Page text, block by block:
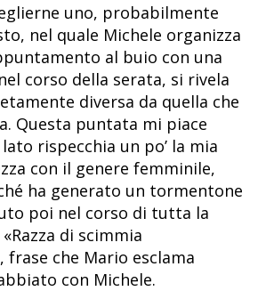
uno, probabilmente
nel quale Michele organizza
al buio con una
corso della serata, si rivela
diversa da quella che
Questa puntata mi piace
rispecchia un po’ la mia
con il genere femminile,
ha generato un tormentone
poi nel corso di tutta la
di scimmia
frase che Mario esclama
con Michele.